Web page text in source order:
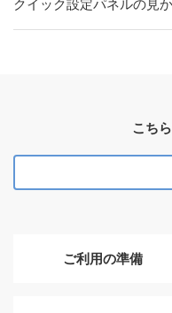
クイック設定パネルの見
こち
ご利用の準備